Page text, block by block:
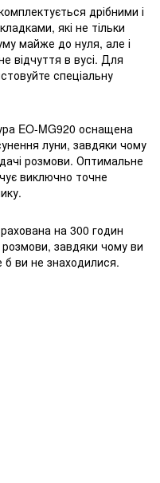
дрібними і
які не тільки
майже до нуля, але і
відчуття в вусі. Для
спеціальну
EO-MG920 оснащена
луни, завдяки чому
розмови. Оптимальне
виключно точне
на 300 годин
розмови, завдяки чому ви
ви не знаходилися.